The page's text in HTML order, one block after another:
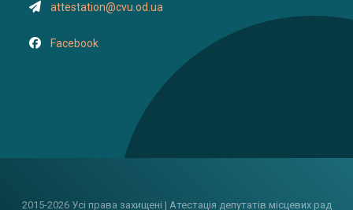
attestation@cvu.od.ua
Facebook
2015-2026 Усі права захищені | Атестація депутатів місцевих рад